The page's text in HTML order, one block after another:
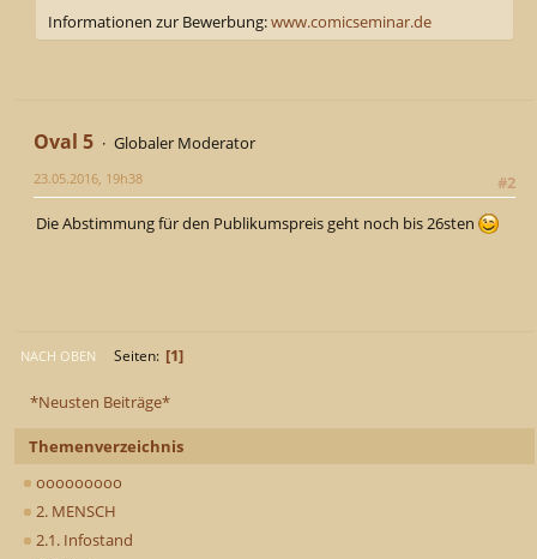
*Neusten Beiträge*
Themenverzeichnis
ooooooooo
2. MENSCH
2.1. Infostand
Informationen zur Bewerbung:www.comicseminar.de
Oval 5
Globaler Moderator
#2
23.05.2016, 19h38
Die Abstimmung für den Publikumspreis geht noch bis 26sten
NACH OBEN Seiten 1